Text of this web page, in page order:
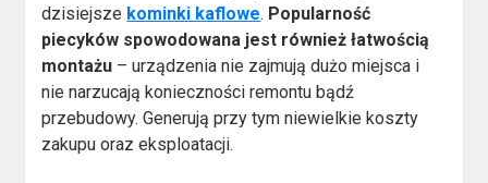
dzisiejsze kominki kaflowe. Popularność
piecyków spowodowana jest również łatwością
montażu – urządzenia nie zajmują dużo miejsca i
nie narzucają konieczności remontu bądź
przebudowy. Generują przy tym niewielkie koszty
zakupu oraz eksploatacji.